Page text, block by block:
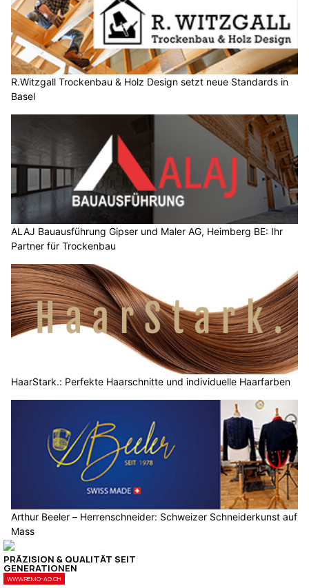
R.Witzgall Trockenbau & Holz Design setzt neue Standards in
Basel
ALAJ Bauausführung Gipser und Maler AG, Heimberg BE: Ihr
Partner für Trockenbau
HaarStark.: Perfekte Haarschnitte und individuelle Haarfarben
Arthur Beeler – Herrenschneider: Schweizer Schneiderkunst auf
Mass